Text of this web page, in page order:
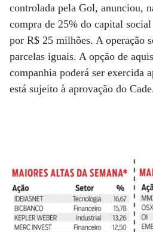
controlada pela Gol, anunciou,
compra de 25% do capital
por R$ 25 milhões. A operação
parcelas iguais. A opção de
companhia poderá ser exercida
está sujeito à aprovação do